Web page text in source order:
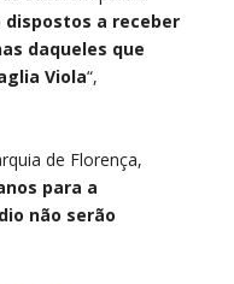
a receber
daqueles que
Viola“,
de Florença,
para a
não serão